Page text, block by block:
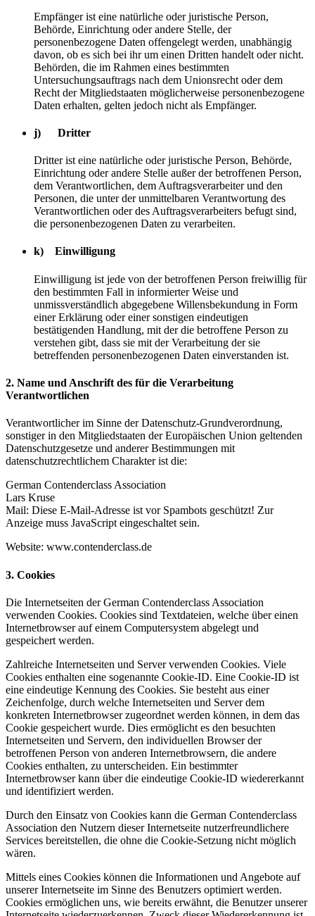
Empfänger ist eine natürliche oder juristische Person,
Behörde, Einrichtung oder andere Stelle, der
personenbezogene Daten offengelegt werden, unabhängig
davon, ob es sich bei ihr um einen Dritten handelt oder nicht.
Behörden, die im Rahmen eines bestimmten
Untersuchungsauftrags nach dem Unionsrecht oder dem
Recht der Mitgliedstaaten möglicherweise personenbezogene
Daten erhalten, gelten jedoch nicht als Empfänger.
j) Dritter
Dritter ist eine natürliche oder juristische Person, Behörde,
Einrichtung oder andere Stelle außer der betroffenen Person,
dem Verantwortlichen, dem Auftragsverarbeiter und den
Personen, die unter der unmittelbaren Verantwortung des
Verantwortlichen oder des Auftragsverarbeiters befugt sind,
die personenbezogenen Daten zu verarbeiten.
k) Einwilligung
Einwilligung ist jede von der betroffenen Person freiwillig für
den bestimmten Fall in informierter Weise und
unmissverständlich abgegebene Willensbekundung in Form
einer Erklärung oder einer sonstigen eindeutigen
bestätigenden Handlung, mit der die betroffene Person zu
verstehen gibt, dass sie mit der Verarbeitung der sie
betreffenden personenbezogenen Daten einverstanden ist.
2. Name und Anschrift des für die Verarbeitung
Verantwortlichen
Verantwortlicher im Sinne der Datenschutz-Grundverordnung,
sonstiger in den Mitgliedstaaten der Europäischen Union geltenden
Datenschutzgesetze und anderer Bestimmungen mit
datenschutzrechtlichem Charakter ist die:
German Contenderclass Association
Lars Kruse
Mail: Diese E-Mail-Adresse ist vor Spambots geschützt! Zur
Anzeige muss JavaScript eingeschaltet sein.
Website: www.contenderclass.de
3. Cookies
Die Internetseiten der German Contenderclass Association
verwenden Cookies. Cookies sind Textdateien, welche über einen
Internetbrowser auf einem Computersystem abgelegt und
gespeichert werden.
Zahlreiche Internetseiten und Server verwenden Cookies. Viele
Cookies enthalten eine sogenannte Cookie-ID. Eine Cookie-ID ist
eine eindeutige Kennung des Cookies. Sie besteht aus einer
Zeichenfolge, durch welche Internetseiten und Server dem
konkreten Internetbrowser zugeordnet werden können, in dem das
Cookie gespeichert wurde. Dies ermöglicht es den besuchten
Internetseiten und Servern, den individuellen Browser der
betroffenen Person von anderen Internetbrowsern, die andere
Cookies enthalten, zu unterscheiden. Ein bestimmter
Internetbrowser kann über die eindeutige Cookie-ID wiedererkannt
und identifiziert werden.
Durch den Einsatz von Cookies kann die German Contenderclass
Association den Nutzern dieser Internetseite nutzerfreundlichere
Services bereitstellen, die ohne die Cookie-Setzung nicht möglich
wären.
Mittels eines Cookies können die Informationen und Angebote auf
unserer Internetseite im Sinne des Benutzers optimiert werden.
Cookies ermöglichen uns, wie bereits erwähnt, die Benutzer unserer